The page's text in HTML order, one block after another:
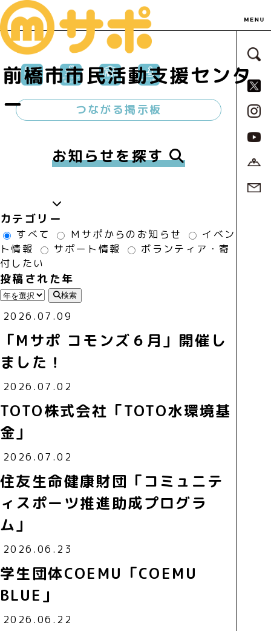
前橋市市民活動支援センタ
ー
サ
つながる掲示板
お知らせを探す
カテゴリー
すべて Ｍサポからのお知らせ
イベン
ト情報
サポート情報
ボランティア・寄
付したい
投稿された年
検索
2026.07.09
「Mサポ コモンズ６月」開催し
ました！
2026.07.02
TOTO株式会社「TOTO水環境基
金」
2026.07.02
住友生命健康財団「コミュニテ
ィスポーツ推進助成プログラ
ム」
2026.06.23
学生団体COEMU「COEMU
BLUE」
2026.06.22